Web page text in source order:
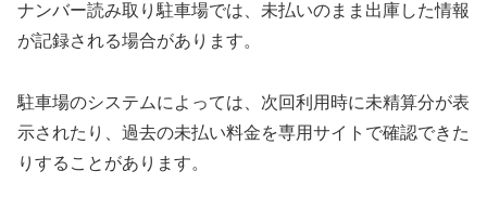
ナンバー読み取り駐車場では、未払いのまま出庫した情報
が記録される場合があります。
駐車場のシステムによっては、次回利用時に未精算分が表
示されたり、過去の未払い料金を専用サイトで確認できた
りすることがあります。